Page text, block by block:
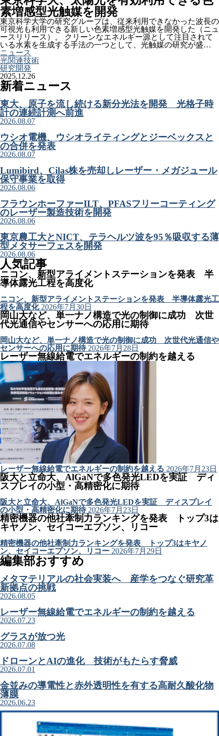
素増感型光触媒を開発
東京科学大学の研究グループは、従来利用できなかった波長の
可視光も利用できる新しい色素増感型光触媒を開発した（ニュ
ースリリース）。 クリーンなエネルギー源として注目されて
いる水素を生成する手法の一つとして、光触媒の研究が盛…
ニュース
光関連技術
研究開発
2025.12.26
新着ニュース
東大、原子を流し続ける新分光法を開発 光格子時
計の連続計測へ前進
2026.08.07
ウシオ電機、ウシオライティングとジーベックスと
の合併を発表
2026.08.07
Lumibird、Cilas株を売却しレーザー・メガジュール
保守事業を取得
2026.08.06
フラウンホーファーILT、PFASフリーコーティング
のレーザー製造技術を開発
2026.08.06
東京農工大とNICT、テラヘルツ波を95％吸収する薄
型メタサーフェスを開発
2026.08.06
人気記事
ニコン、新型アライメントステーションを発表 半
導体露光工程を高度化
ニコン、新型アライメントステーションを発表 半導体露光工
程を高度化 2026年7月30日
岡山大など、単一ナノ構造で光の制御に成功 次世
代光通信やセンサーへの応用に期待
岡山大など、単一ナノ構造で光の制御に成功 次世代光通信や
センサーへの応用に期待 2026年7月28日
レーザー無線給電でエネルギーの制約を越える
レーザー無線給電でエネルギーの制約を越える 2026年7月23日
阪大と立命大、AlGaNで多色発光LEDを実証 ディ
スプレイの小型・高精密化に期待
阪大と立命大、AlGaNで多色発光LEDを実証 ディスプレイ
の小型・高精密化に期待 2026年7月23日
精密機器の他社牽制力ランキングを発表 トップ3は
キヤノン、セイコーエプソン、リコー
精密機器の他社牽制力ランキングを発表 トップ3はキヤノ
ン、セイコーエプソン、リコー 2026年7月29日
編集部おすすめ
メタマテリアルの社会実装へ 産学をつなぐ研究革
新拠点の挑戦
2026.08.05
レーザー無線給電でエネルギーの制約を越える
2026.07.23
グラスが放つ光
2026.07.08
ドローンとAIの進化 技術がもたらす脅威
2026.07.01
金並みの導電性と赤外透明性を有する高耐久酸化物
薄膜
2026.06.23